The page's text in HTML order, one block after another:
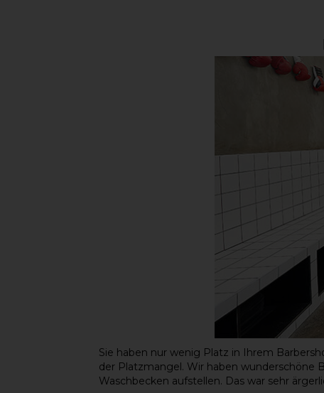
Sie haben nur wenig Platz in Ihrem
der Platzmangel. Wir haben wunderschöne
Waschbecken aufstellen. Das war sehr